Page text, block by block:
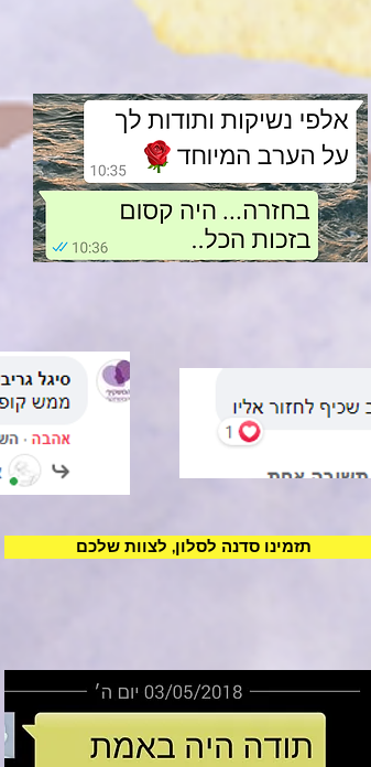
תזמינו סדנה לסלון, לצוות שלכם